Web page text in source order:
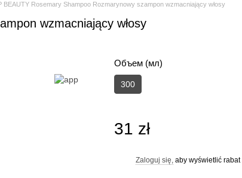
BEAUTY Rosemary Shampoo Rozmarynowy szampon wzmacniający włosy
wzmacniający włosy
Объем (мл)
300
31 zł
Zaloguj się, aby wyświetlić